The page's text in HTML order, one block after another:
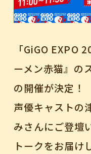
「GiGO EXPO
ーメン赤猫』の
の開催が決定！
声優キャストの
みさんにご登壇
トークをお届け